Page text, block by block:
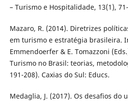
– Turismo e Hospitalidade, 13(1),
Mazaro, R. (2014). Diretrizes
em turismo e estratégia brasileira.
Emmendoerfer & E. Tomazzoni
Turismo no Brasil: teorias,
191-208). Caxias do Sul: Educs.
Medaglia, J. (2017). Os desafios do